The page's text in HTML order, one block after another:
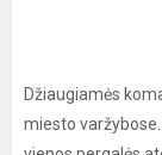
Džiaugiamės
miesto